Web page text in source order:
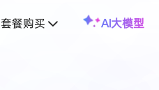
套餐购买 AI大模型